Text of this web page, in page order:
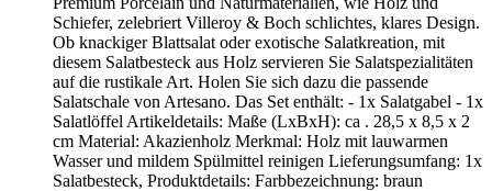
Schiefer, zelebriert Villeroy & Boch schlichtes, klares Design.
Ob knackiger Blattsalat oder exotische Salatkreation, mit
diesem Salatbesteck aus Holz servieren Sie Salatspezialitäten
auf die rustikale Art. Holen Sie sich dazu die passende
Salatschale von Artesano. Das Set enthält: - 1x Salatgabel - 1x
Salatlöffel Artikeldetails: Maße (LxBxH): ca . 28,5 x 8,5 x 2
cm Material: Akazienholz Merkmal: Holz mit lauwarmen
Wasser und mildem Spülmittel reinigen Lieferungsumfang: 1x
Salatbesteck, Produktdetails: Farbbezeichnung: braun